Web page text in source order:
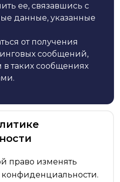
ее, связавшись с
данные, указанные
от получения
сообщений,
таких сообщениях
право изменять